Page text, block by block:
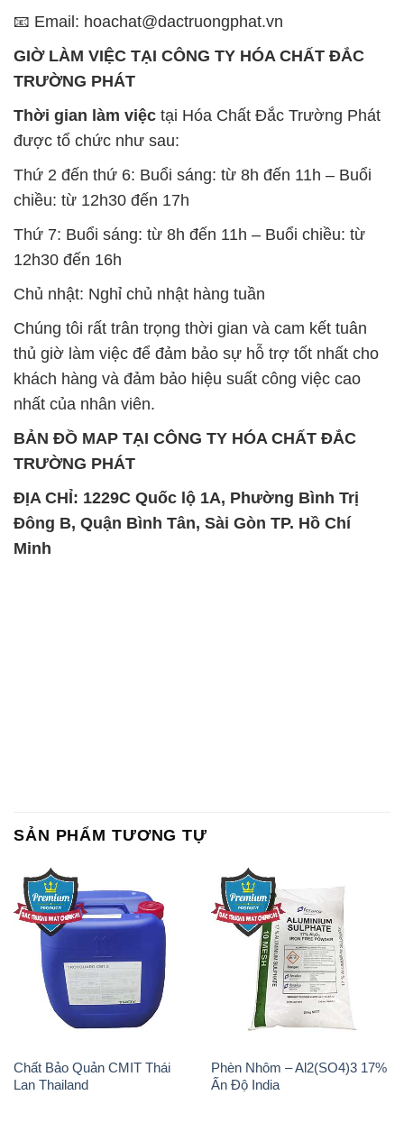
📧 Email: hoachat@dactruongphat.vn
GIỜ LÀM VIỆC TẠI CÔNG TY HÓA CHẤT ĐẮC
TRƯỜNG PHÁT
Thời gian làm việc tại Hóa Chất Đắc Trường Phát
được tổ chức như sau:
Thứ 2 đến thứ 6: Buổi sáng: từ 8h đến 11h – Buổi
chiều: từ 12h30 đến 17h
Thứ 7: Buổi sáng: từ 8h đến 11h – Buổi chiều: từ
12h30 đến 16h
Chủ nhật: Nghỉ chủ nhật hàng tuần
Chúng tôi rất trân trọng thời gian và cam kết tuân
thủ giờ làm việc để đảm bảo sự hỗ trợ tốt nhất cho
khách hàng và đảm bảo hiệu suất công việc cao
nhất của nhân viên.
BẢN ĐỒ MAP TẠI CÔNG TY HÓA CHẤT ĐẮC
TRƯỜNG PHÁT
ĐỊA CHỈ: 1229C Quốc lộ 1A, Phường Bình Trị
Đông B, Quận Bình Tân, Sài Gòn TP. Hồ Chí
Minh
SẢN PHẨM TƯƠNG TỰ
Chất Bảo Quản CMIT Thái
Lan Thailand
Phèn Nhôm – Al2(SO4)3 17%
Ấn Độ India